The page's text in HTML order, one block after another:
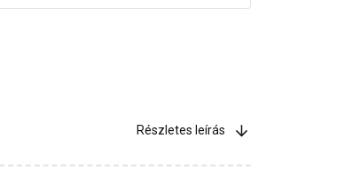
Részletes leírás